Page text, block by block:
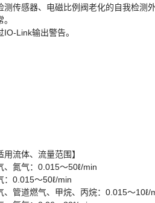
测传感器、电磁比例阀老化的自我检测
IO-Link输出警告。
用流体、流量范围】
、氮气：0.015～50ℓ/min
：0.015～50ℓ/min
、管道燃气、甲烷、丙烷：0.015～10ℓ/